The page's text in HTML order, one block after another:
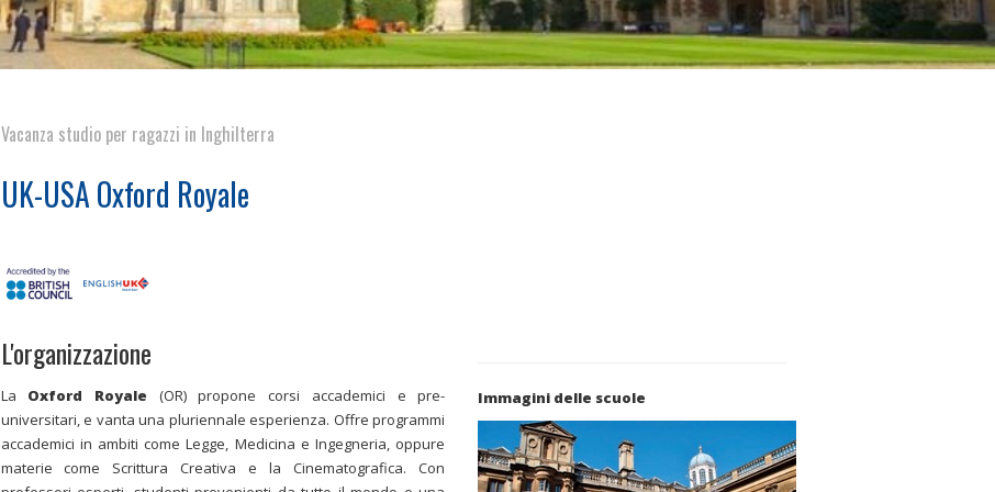
Vacanza studio per ragazzi in Inghilterra
UK-USA Oxford Royale
L'organizzazione
La Oxford Royale (OR) propone corsi accademici e pre-
universitari, e vanta una pluriennale esperienza. Offre programmi
accademici in ambiti come Legge, Medicina e Ingegneria, oppure
materie come Scrittura Creativa e la Cinematografica. Con
Immagini delle scuole